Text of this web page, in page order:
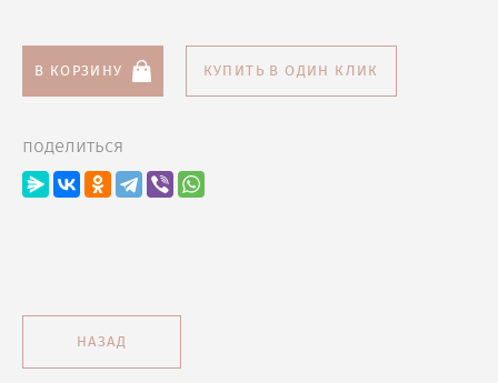
В КОРЗИНУ КУПИТЬ В ОДИН КЛИК
поделиться
НАЗАД